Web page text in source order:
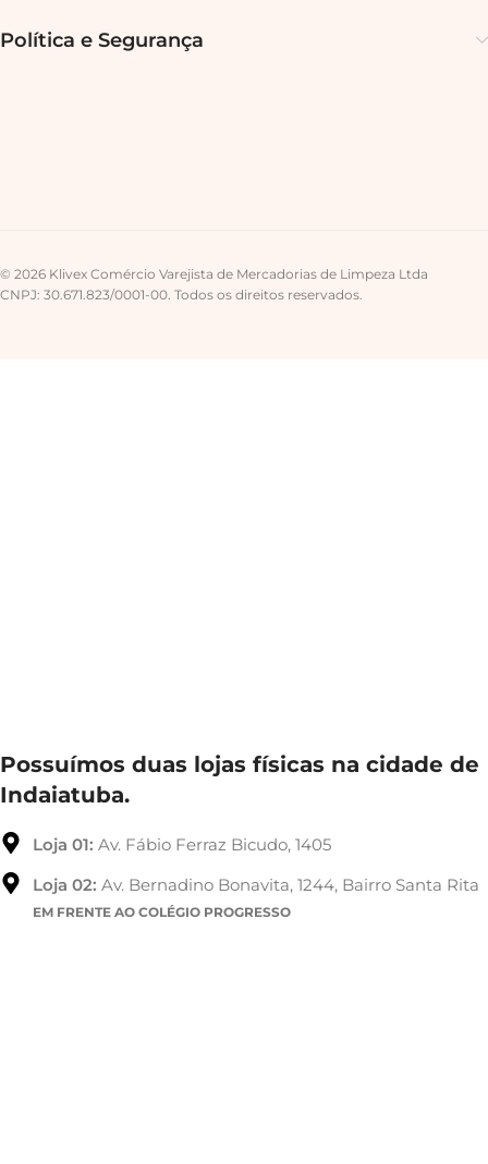
Política e Segurança
© 2026 Klivex Comércio Varejista de Mercadorias de Limpeza Ltda
CNPJ: 30.671.823/0001-00. Todos os direitos reservados.
Possuímos duas lojas físicas na cidade de
Indaiatuba.
Loja 01: Av. Fábio Ferraz Bicudo, 1405
Loja 02: Av. Bernadino Bonavita, 1244, Bairro Santa Rita
EM FRENTE AO COLÉGIO PROGRESSO